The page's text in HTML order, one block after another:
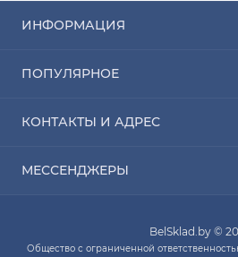
ИНФОРМАЦИЯ
Оплата
О компании
Карта сайта
ПОПУЛЯРНОЕ
Насосы для воды
Котлы отопления
КОНТАКТЫ И АДРЕС
до 14:00
ПН-ЧТ с 9:00 до 20:00
МЕССЕНДЖЕРЫ
BelSklad.by ©
Общество с ограниченной